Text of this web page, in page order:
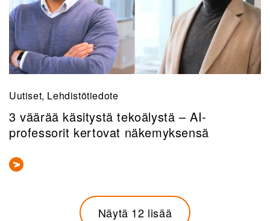
Uutiset, Lehdistötiedote
3 väärää käsitystä tekoälystä – AI-
professorit kertovat näkemyksensä
Näytä 12 lisää